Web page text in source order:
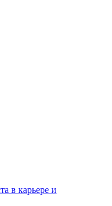
в карьере и